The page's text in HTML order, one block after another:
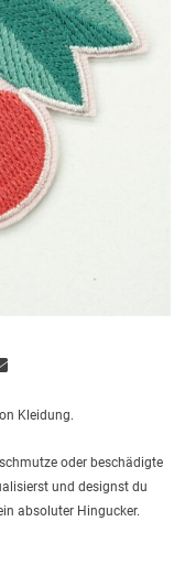
Kleidung.
oder beschädigte
und designst du
absoluter Hingucker.